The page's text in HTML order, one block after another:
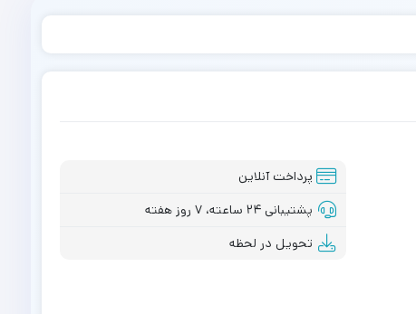
پرداخت آنلاین
پشتیبانی ۲۴ ساعته، ۷ روز هفته
تحویل در لحظه